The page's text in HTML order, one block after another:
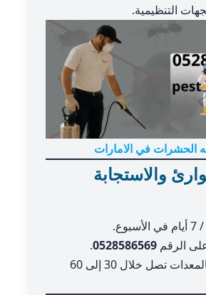
التنظيمية.
في الامارات
والاستجابة
الرقم 0528586569
.
سيارة مزودة بالمعدات تصل خلال 30 إلى 60